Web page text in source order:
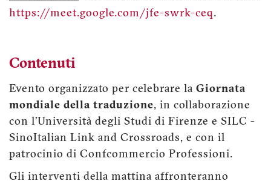
https://meet.google.com/jfe-swrk-ceq.
Contenuti
Evento organizzato per celebrare la Giornata
mondiale della traduzione, in collaborazione
con l’Università degli Studi di Firenze e SILC -
SinoItalian Link and Crossroads, e con il
patrocinio di Confcommercio Professioni.
Gli interventi della mattina affronteranno